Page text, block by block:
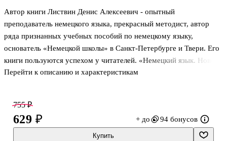
Автор книги Листвин Денис Алексеевич - опытный
преподаватель немецкого языка, прекрасный методист, автор
ряда признанных учебных пособий по немецкому языку,
основатель «Немецкой школы» в Санкт-Петербурге и Твери. Его
книги пользуются успехом у читателей. «Немецкий язык. Новый
самоучитель» - книга, сочетающая в себе новизну и
Авторская методика позволяет эффективно и в обозримые сроки
выучить немецкий язык. Освоив данный курс, вы достигните
уровня A2 Общеевропейской системы уровней владения
Перейти к описанию и характеристикам
755 ₽
629 ₽ + до 94 бонусов
Купить